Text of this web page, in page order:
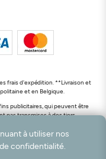
frais d'expédition. **Livraison et
et en Belgique.
publicitaires, qui peuvent être
pas transmises à des tiers.
droits réservés. powered by
à utiliser nos
confidentialité.